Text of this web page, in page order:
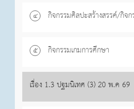
๔ กิจกรรมศิลปะสร้างสรรค์/กิจ
๕ กิจกรรมเกมการศึกษา
เรื่อง 1.3 ปฐมนิเทศ (3) 20 พ.ค 69